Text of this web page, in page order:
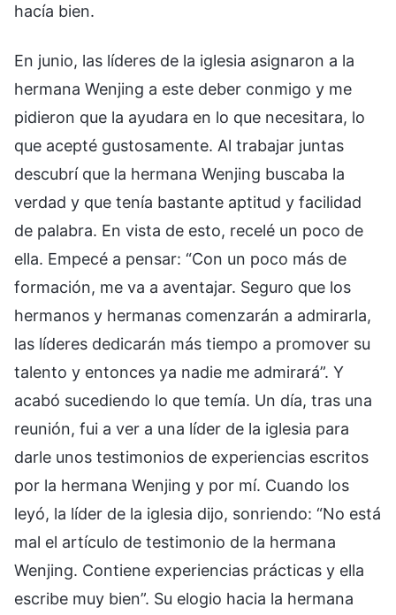
hacía bien.
En junio, las líderes de la iglesia asignaron a la
hermana Wenjing a este deber conmigo y me
pidieron que la ayudara en lo que necesitara, lo
que acepté gustosamente. Al trabajar juntas
descubrí que la hermana Wenjing buscaba la
verdad y que tenía bastante aptitud y facilidad
de palabra. En vista de esto, recelé un poco de
ella. Empecé a pensar: “Con un poco más de
formación, me va a aventajar. Seguro que los
hermanos y hermanas comenzarán a admirarla,
las líderes dedicarán más tiempo a promover su
talento y entonces ya nadie me admirará”. Y
acabó sucediendo lo que temía. Un día, tras una
reunión, fui a ver a una líder de la iglesia para
darle unos testimonios de experiencias escritos
por la hermana Wenjing y por mí. Cuando los
leyó, la líder de la iglesia dijo, sonriendo: “No está
mal el artículo de testimonio de la hermana
Wenjing. Contiene experiencias prácticas y ella
escribe muy bien”. Su elogio hacia la hermana